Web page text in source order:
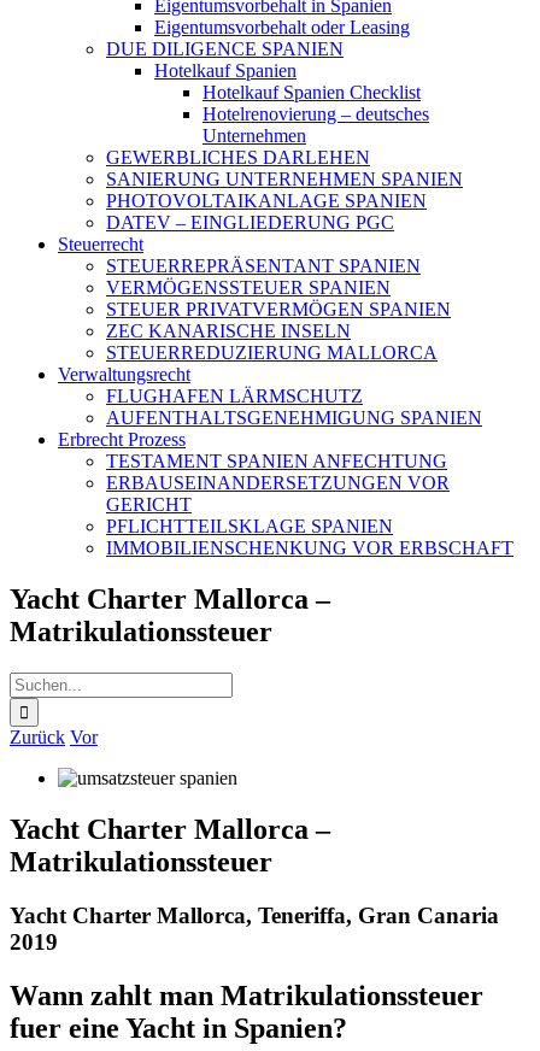
Eigentumsvorbehalt in Spanien
Eigentumsvorbehalt oder Leasing
DUE DILIGENCE SPANIEN
Hotelkauf Spanien
Hotelkauf Spanien Checklist
Hotelrenovierung – deutsches
Unternehmen
GEWERBLICHES DARLEHEN
SANIERUNG UNTERNEHMEN SPANIEN
PHOTOVOLTAIKANLAGE SPANIEN
DATEV – EINGLIEDERUNG PGC
Steuerrecht
STEUERREPRÄSENTANT SPANIEN
VERMÖGENSSTEUER SPANIEN
STEUER PRIVATVERMÖGEN SPANIEN
ZEC KANARISCHE INSELN
STEUERREDUZIERUNG MALLORCA
Verwaltungsrecht
FLUGHAFEN LÄRMSCHUTZ
AUFENTHALTSGENEHMIGUNG SPANIEN
Erbrecht Prozess
TESTAMENT SPANIEN ANFECHTUNG
ERBAUSEINANDERSETZUNGEN VOR
GERICHT
PFLICHTTEILSKLAGE SPANIEN
IMMOBILIENSCHENKUNG VOR ERBSCHAFT
Yacht Charter Mallorca –
Matrikulationssteuer
Suche
nach:
Zurück Vor
Yacht Charter Mallorca –
Matrikulationssteuer
Yacht Charter Mallorca, Teneriffa, Gran Canaria
2019
Wann zahlt man Matrikulationssteuer
fuer eine Yacht in Spanien?